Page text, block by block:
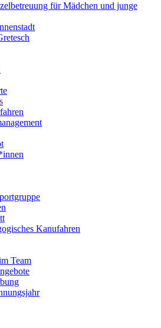
für Mädchen und junge
Kanufahren
Team